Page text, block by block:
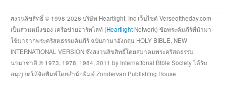
สงวนลิขสิทธิ์ © 1998-2026 บริษัท Heartlight, Inc เว็บไซต์ Verseoftheday.com
เป็นส่วนหนึ่งของ เครือข่ายฮาร์ทไลท์ (Heartlight Network) ข้อพระคัมภีร์ที่นำมา
ใช้มาจากพระคริสตธรรมคัมภีร์ ฉบับภาษาอังกฤษ HOLY BIBLE, NEW
INTERNATIONAL VERSION ซึ่งสงวนลิขสิทธิ์โดยสมาคมพระคริสตธรรม
นานาชาติ © 1973, 1978, 1984, 2011 by International Bible Society ได้รับ
อนุญาตให้จัดพิมพ์โดยสำนักพิมพ์ Zondervan Publishing House